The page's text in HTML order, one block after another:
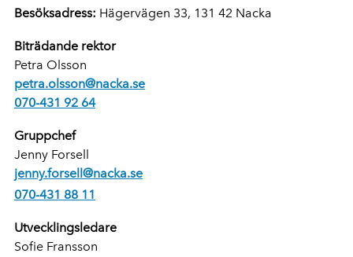
Besöksadress: Hägervägen 33, 131 42 Nacka
Biträdande rektor
Petra Olsson
petra.olsson@nacka.se
070-431 92 64
Gruppchef
Jenny Forsell
jenny.forsell@nacka.se
070-431 88 11
Utvecklingsledare
Sofie Fransson